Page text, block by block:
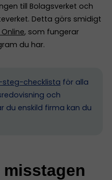
till Bolagsverket och
Detta görs smidigt
, som fungerar
du har.
checklista för alla
och
du enskild firma kan du